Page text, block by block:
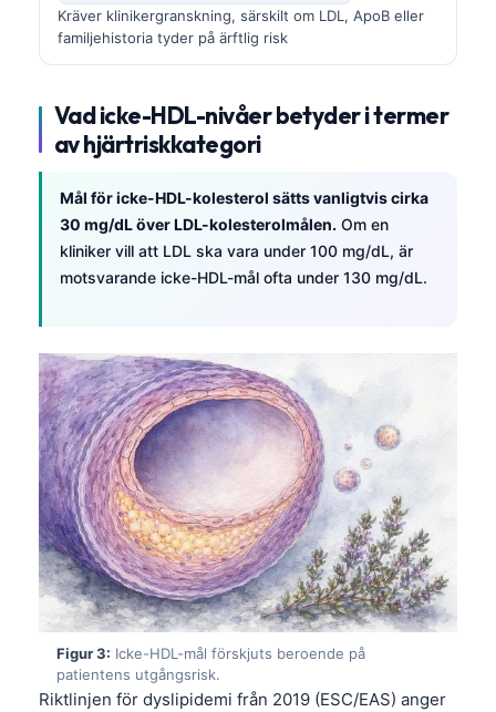
Kräver klinikergranskning, särskilt om LDL, ApoB eller
familjehistoria tyder på ärftlig risk
Vad icke-HDL-nivåer betyder i termer
av hjärtriskkategori
Mål för icke-HDL-kolesterol sätts vanligtvis cirka
30 mg/dL över LDL-kolesterolmålen. Om en
kliniker vill att LDL ska vara under 100 mg/dL, är
motsvarande icke-HDL-mål ofta under 130 mg/dL.
Figur 3: Icke-HDL-mål förskjuts beroende på
patientens utgångsrisk.
Riktlinjen för dyslipidemi från 2019 (ESC/EAS) anger